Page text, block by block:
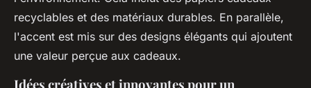
recyclables et des matériaux durables. En parallèle,
l'accent est mis sur des designs élégants qui ajoutent
une valeur perçue aux cadeaux.
Idées créatives et innovantes pour un